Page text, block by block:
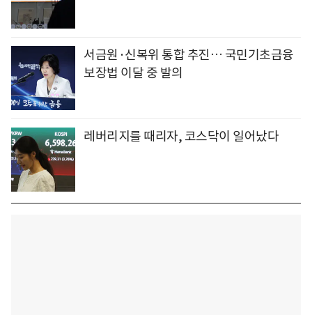
서금원·신복위 통합 추진… 국민기초금융
보장법 이달 중 발의
레버리지를 때리자, 코스닥이 일어났다